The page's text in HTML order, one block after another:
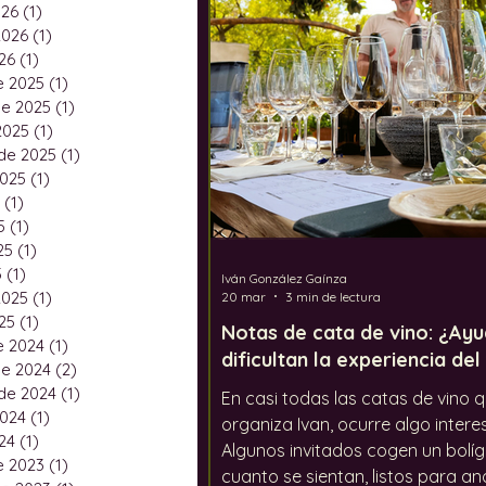
(1)
(1)
(1)
2025 (1)
2025 (1)
(1)
2025 (1)
(1)
(1)
(1)
(1)
(1)
(1)
(1)
2024 (1)
2024 (2)
2024 (1)
(1)
(1)
2023 (1)
Festivales El
Notas de cata de vino:
dificultan la experiencia del
En casi todas las catas de vino
organiza Ivan, ocurre algo
Algunos invitados cogen un
cuanto se sientan, listos para
Iván González Gaínza
20 mar
3 min de lectura